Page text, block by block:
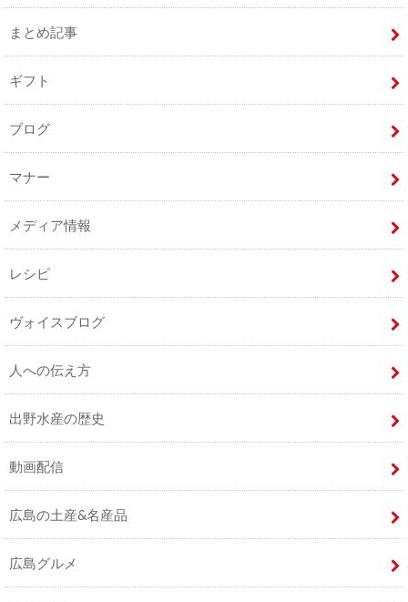
まとめ記事
ギフト
ブログ
マナー
メディア情報
レシピ
ヴォイスブログ
人への伝え方
出野水産の歴史
動画配信
広島の土産&名産品
広島グルメ